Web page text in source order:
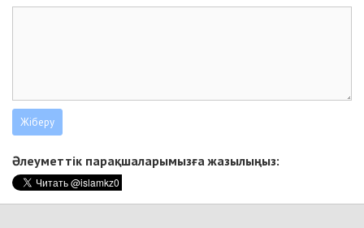
Әлеуметтік парақшаларымызға жазылыңыз: